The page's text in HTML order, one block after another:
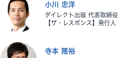
小川 忠洋
ダイレクト出版 代表取締役
【ザ・レスポンス】発行人
寺本 隆裕